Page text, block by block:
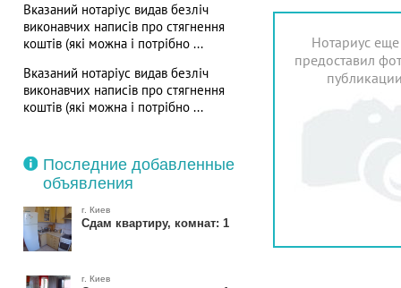
Вказаний нотаріус видав безліч
виконавчих написів про стягнення
коштів (які можна і потрібно ...
Вказаний нотаріус видав безліч
виконавчих написів про стягнення
коштів (які можна і потрібно ...
Последние добавленные
объявления
г. Киев
Сдам квартиру, комнат: 1
г. Киев
Нотариус
предоставил